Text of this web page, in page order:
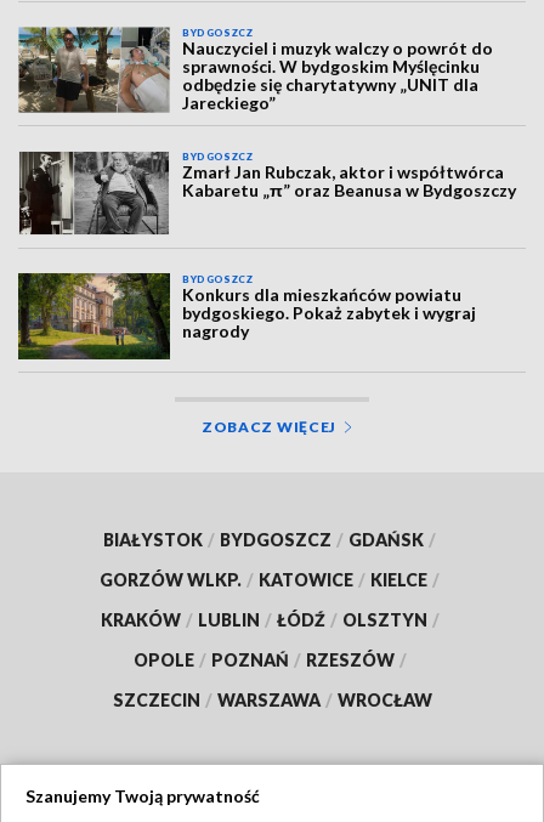
BYDGOSZCZ
Nauczyciel i muzyk walczy o powrót do
sprawności. W bydgoskim Myślęcinku
odbędzie się charytatywny „UNIT dla
Jareckiego”
BYDGOSZCZ
Zmarł Jan Rubczak, aktor i współtwórca
Kabaretu „π” oraz Beanusa w Bydgoszczy
BYDGOSZCZ
Konkurs dla mieszkańców powiatu
bydgoskiego. Pokaż zabytek i wygraj
nagrody
ZOBACZ WIĘCEJ
BIAŁYSTOK / BYDGOSZCZ / GDAŃSK /
GORZÓW WLKP. / KATOWICE / KIELCE /
KRAKÓW / LUBLIN / ŁÓDŹ / OLSZTYN /
OPOLE / POZNAŃ / RZESZÓW /
SZCZECIN / WARSZAWA / WROCŁAW
Szanujemy Twoją prywatność